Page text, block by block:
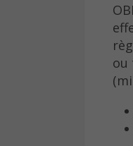
ou